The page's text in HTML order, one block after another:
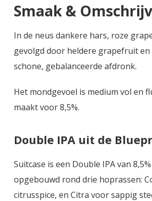
Smaak &
In de neus dankere hars, roze
gevolgd door heldere grapefruit
schone, gebalanceerde afdronk.
Het mondgevoel is medium vol en
maakt voor 8,5%.
Double IPA uit de
Suitcase is een Double IPA van
opgebouwd rond drie hoprassen:
citrusspice, en Citra voor sappig